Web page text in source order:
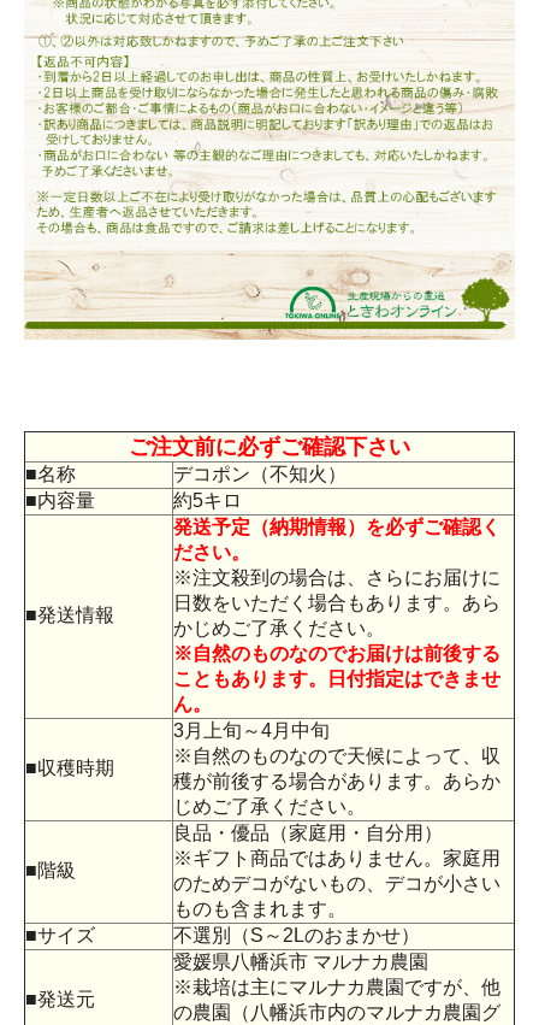
ご注文前に必ずご確認下さい
■名称
デコポン（不知火）
■内容量
約5キロ
■発送情報
発送予定（納期情報）を必ずご確認く
ださい。
※注文殺到の場合は、さらにお届けに
日数をいただく場合もあります。あら
かじめご了承ください。
※自然のものなのでお届けは前後する
こともあります。日付指定はできませ
ん。
■収穫時期
3月上旬～4月中旬
※自然のものなので天候によって、収
穫が前後する場合があります。あらか
じめご了承ください。
■階級
良品・優品（家庭用・自分用）
※ギフト商品ではありません。家庭用
のためデコがないもの、デコが小さい
ものも含まれます。
■サイズ
不選別（S～2Lのおまかせ）
■発送元
愛媛県八幡浜市 マルナカ農園
※栽培は主にマルナカ農園ですが、他
の農園（八幡浜市内のマルナカ農園グ